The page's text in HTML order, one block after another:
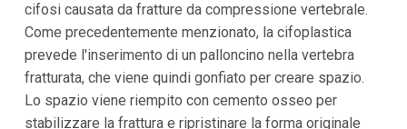
cifosi causata da fratture da compressione vertebrale.
Come precedentemente menzionato, la cifoplastica
prevede l'inserimento di un palloncino nella vertebra
fratturata, che viene quindi gonfiato per creare spazio.
Lo spazio viene riempito con cemento osseo per
stabilizzare la frattura e ripristinare la forma originale